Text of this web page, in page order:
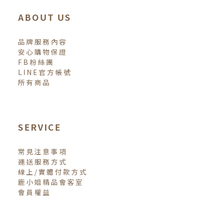
ABOUT US
品牌服務內容
安心購物保證
FB粉絲團
LINE官方帳號
所有商品
SERVICE
常見注意事項
運送服務方式
線上/實體付款方式
鹿小姐精品會客室
會員權益